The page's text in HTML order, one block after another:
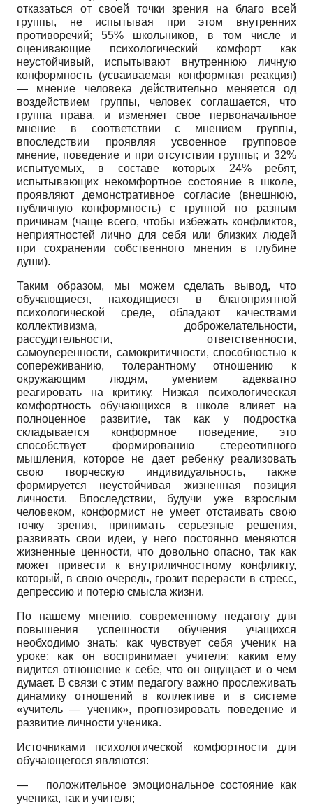
отказаться от своей точки зрения на благо всей
группы, не испытывая при этом внутренних
противоречий;55% школьников, в том числе и
оценивающие психологический комфорт как
неустойчивый, испытывают внутреннюю личную
конформность (усваиваемая конформная реакция)
— мнение человека действительно меняется од
воздействием группы, человек соглашается, что
группа права, и изменяет свое первоначальное
мнение в соответствии с мнением группы,
впоследствии проявляя усвоенное групповое
мнение, поведение и при отсутствии группы; и 32%
испытуемых, в составе которых 24% ребят,
испытывающих некомфортное состояние в школе,
проявляют демонстративное согласие (внешнюю,
публичную конформность) с группой по разным
причинам (чаще всего, чтобы избежать конфликтов,
неприятностей лично для себя или близких людей
при сохранении собственного мнения в глубине
души).
Таким образом, мы можем сделать вывод, что
обучающиеся, находящиеся в благоприятной
психологической среде, обладают качествами
коллективизма, доброжелательности,
рассудительности, ответственности,
самоуверенности, самокритичности, способностью к
сопереживанию, толерантному отношению к
окружающим людям, умением адекватно
реагировать на критику. Низкая психологическая
комфортность обучающихся в школе влияет на
полноценное развитие, так как у подростка
складывается конформное поведение, это
способствует формированию стереотипного
мышления, которое не дает ребенку реализовать
свою творческую индивидуальность, также
формируется неустойчивая жизненная позиция
личности. Впоследствии, будучи уже взрослым
человеком, конформист не умеет отстаивать свою
точку зрения, принимать серьезные решения,
развивать свои идеи, у него постоянно меняются
жизненные ценности, что довольно опасно, так как
может привести к внутриличностному конфликту,
который, в свою очередь, грозит перерасти в стресс,
депрессию и потерю смысла жизни.
По нашему мнению, современному педагогу для
повышения успешности обучения учащихся
необходимо знать: как чувствует себя ученик на
уроке; как он воспринимает учителя; каким ему
видится отношение к себе, что он ощущает и о чем
думает. В связи с этим педагогу важно прослеживать
динамику отношений в коллективе и в системе
«учитель — ученик», прогнозировать поведение и
развитие личности ученика.
Источниками психологической комфортности для
обучающегося являются:
— положительное эмоциональное состояние как
ученика, так и учителя;